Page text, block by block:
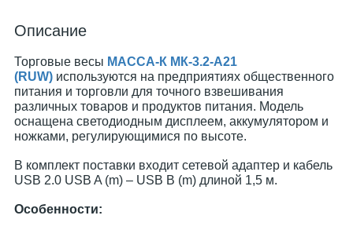
Описание
Торговые весы МАССА-К МК-3.2-А21
(RUW) используются на предприятиях общественного
питания и торговли для точного взвешивания
различных товаров и продуктов питания. Модель
оснащена светодиодным дисплеем, аккумулятором и
ножками, регулирующимися по высоте.
В комплект поставки входит сетевой адаптер и кабель
USB 2.0 USB A (m) – USB B (m) длиной 1,5 м.
Особенности: